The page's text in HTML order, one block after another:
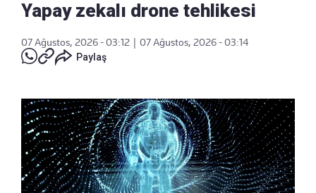
Yapay zekalı drone tehlikesi
07 Ağustos, 2026 - 03:12
07 Ağustos, 2026 - 03:14
Paylaş